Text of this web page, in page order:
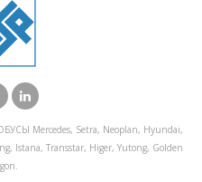
Mercedes, Setra, Neoplan, Hyundai,
Istana, Transstar, Higer, Yutong, Golden